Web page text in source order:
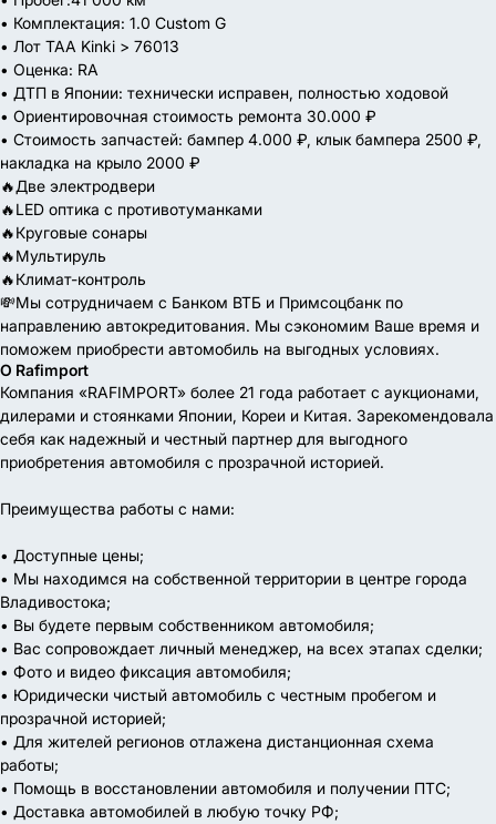
• Комплектация: 1.0 Custom G
• Лот TAA Kinki > 76013
• Оценка: RA
• ДТП в Японии: технически исправен, полностью ходовой
• Ориентировочная стоимость ремонта 30.000 ₽
• Стоимость запчастей: бампер 4.000 ₽, клык бампера 2500 ₽,
накладка на крыло 2000 ₽
🔥Две электродвери
🔥LED оптика с противотуманками
🔥Круговые сонары
🔥Мультируль
🔥Климат-контроль
💸Мы сотрудничаем с Банком ВТБ и Примсоцбанк по
направлению автокредитования. Мы сэкономим Ваше время и
поможем приобрести автомобиль на выгодных условиях.
О Rafimport
Компания «RAFIMPORT» более 21 года работает с аукционами,
дилерами и стоянками Японии, Кореи и Китая. Зарекомендовала
себя как надежный и честный партнер для выгодного
приобретения автомобиля с прозрачной историей.
Преимущества работы с нами:
• Доступные цены;
• Мы находимся на собственной территории в центре города
Владивостока;
• Вы будете первым собственником автомобиля;
• Вас сопровождает личный менеджер, на всех этапах сделки;
• Фото и видео фиксация автомобиля;
• Юридически чистый автомобиль с честным пробегом и
прозрачной историей;
• Для жителей регионов отлажена дистанционная схема
работы;
• Помощь в восстановлении автомобиля и получении ПТС;
• Доставка автомобилей в любую точку РФ;